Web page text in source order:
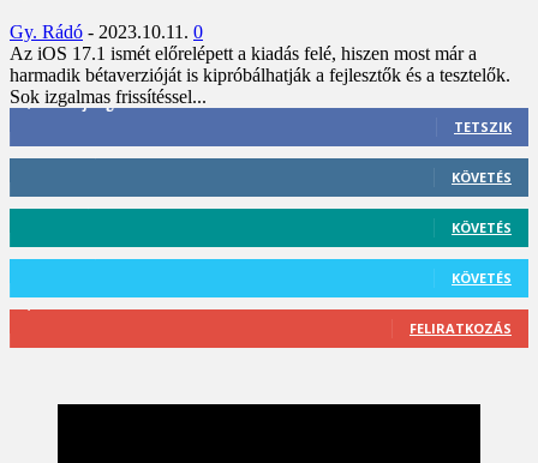
Gy. Rádó - 2023.10.11. 0
Az iOS 17.1 ismét előrelépett a kiadás felé, hiszen most már a
harmadik bétaverzióját is kipróbálhatják a fejlesztők és a tesztelők.
Sok izgalmas frissítéssel...
3,452 Rajongók
TETSZIK
KÖVETÉS
KÖVETÉS
KÖVETÉS
FELIRATKOZÁS